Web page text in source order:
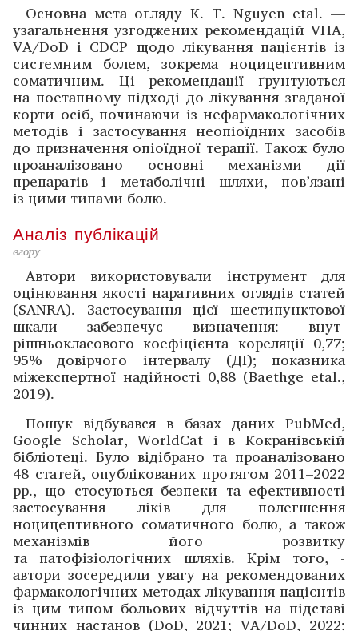
Основна мета огляду K. T. Nguyen etal. —
узагальнення узго­джених рекомендацій VHA,
VA/DoD і CDCP щодо лікування пацієнтів із
системним болем, ­зокрема ноцицептивним
соматичним. Ці рекомендації ґрунтуються
на поетапному ­підході до лікування згаданої
корти осіб, почи­наючи із нефармакологічних
методів і ­застосування неопіоїдних засобів
до призна­чення ­опіоїдної терапії. ­Також було
проаналізовано ­основні механізми дії
препаратів і мета­болічні ­шляхи, пов’язані
із цими типами болю.
Аналіз публікацій
вгору
Автори використовували інструмент для
оцінювання якості наративних оглядів статей
(SANRA). ­Застосування цієї шестипунктової
шкали забезпечує визначення: внут­
рішньокласового коефіцієнта кореляції 0,77;
95% довірчого інтервалу (ДІ); показника
міжекспертної ­надійності 0,88 (Baethge etal.,
2019).
Пошук відбувався в базах даних PubMed,
Google Scholar, WorldCat і в Кокранівській
бібліотеці. ­Було віді­брано та проаналізовано
48 статей, опублікованих протя­гом 2011–2022
рр., що стосуються безпеки та ефективності
застосування ліків для полегшення
ноцицептивного сома­тичного болю, а також
механізмів його розвитку
та патофізіологічних шляхів. ­Крім того, ­
автори ­зосередили увагу на рекомендованих
фармако­логічних методах лікування пацієнтів
із цим ­типом больових відчуттів на підставі
чинних настанов (DoD, 2021; VA/DoD, 2022;